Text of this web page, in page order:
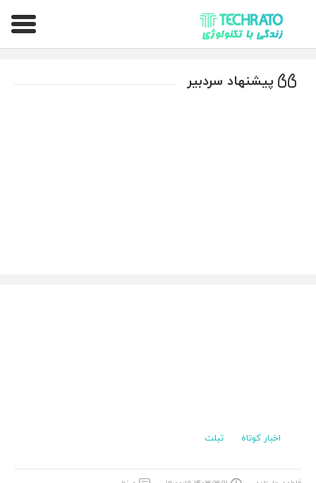
تکراتو – زندگی با تکنولوژی
پیشنهاد سردبیر
اخبار کوتاه تبلت